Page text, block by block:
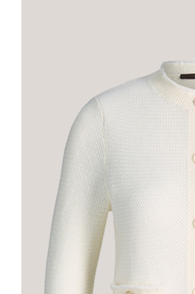
Größe auswählen
In den
Das macht diesen
Feminin und modern wirkt der
Knopfleiste und akzentuierten
schenken raffinierte Akzente,